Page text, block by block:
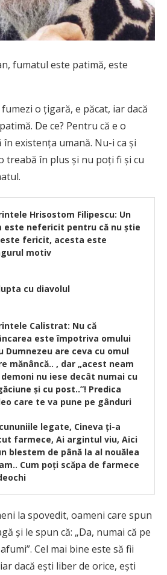
fumatul este patimă, este
o ţigară, e păcat, iar dacă
De ce? Pentru că e o
existenţa umană. Nu-i ca şi
treabă în plus şi nu poţi fi şi cu
Hrisostom Filipescu: Un
este nefericit pentru că nu știe
este fericit, acesta este
motiv
cu diavolul
Calistrat: Nu că
este împotriva omului
Dumnezeu are ceva cu omul
mănâncă.. , dar „acest neam
demoni nu iese decât numai cu
şi cu post..”! Predica
care te va pune pe gânduri
legate, Cineva ţi-a
farmece, Ai argintul viu, Aici
blestem de până la al nouălea
Cum poţi scăpa de farmece
la spovedit, oameni care spun
şi le spun că: „Da, numai că pe
Cel mai bine este să fii
dacă eşti liber de orice, eşti